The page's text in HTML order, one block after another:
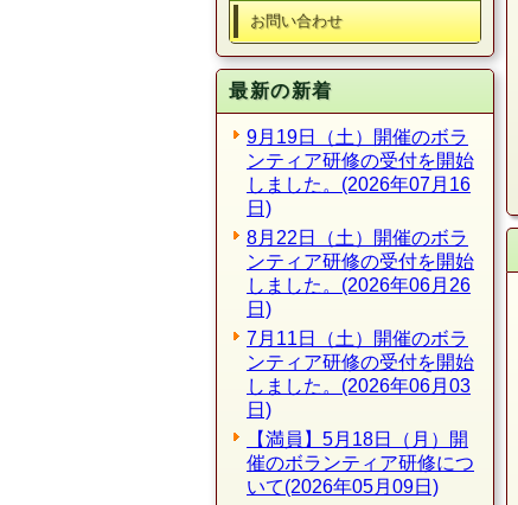
お問い合わせ
最新の新着
9月19日（土）開催のボラ
ンティア研修の受付を開始
しました。(2026年07月16
日)
8月22日（土）開催のボラ
ンティア研修の受付を開始
しました。(2026年06月26
日)
7月11日（土）開催のボラ
ンティア研修の受付を開始
しました。(2026年06月03
日)
【満員】5月18日（月）開
催のボランティア研修につ
いて(2026年05月09日)